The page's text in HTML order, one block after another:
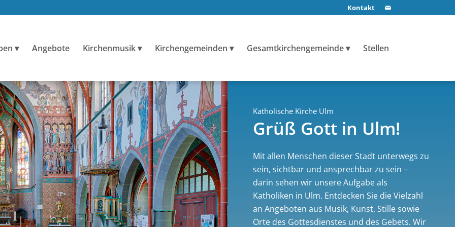
Kontakt
Angebote Kirchenmusik Kirchengemeinden Gesamtkirchengemeinde Stellen
Katholische Kirche Ulm
Grüß Gott in Ulm!
Mit allen Menschen dieser Stadt unterwegs zu
sein, sichtbar und ansprechbar zu sein –
darin sehen wir unsere Aufgabe als
Katholiken in Ulm. Entdecken Sie die Vielzahl
an Angeboten aus Musik, Kunst, Stille sowie
Orte des Gottesdienstes und des Gebets. Wir